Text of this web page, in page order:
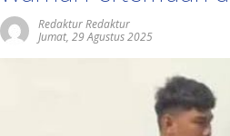
Redaktur Redaktur
Jumat, 29 Agustus 2025